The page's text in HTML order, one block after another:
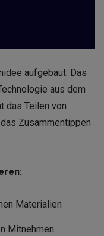
aufgebaut: Das
aus dem
das Teilen von
Zusammentippen
Materialien
Mitnehmen